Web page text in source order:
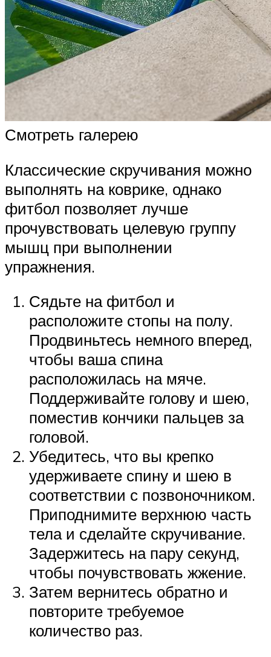
Смотреть галерею
Классические скручивания можно
выполнять на коврике, однако
фитбол позволяет лучше
прочувствовать целевую группу
мышц при выполнении
упражнения.
Сядьте на фитбол и
расположите стопы на полу.
Продвиньтесь немного вперед,
чтобы ваша спина
расположилась на мяче.
Поддерживайте голову и шею,
поместив кончики пальцев за
головой.
Убедитесь, что вы крепко
удерживаете спину и шею в
соответствии с позвоночником.
Приподнимите верхнюю часть
тела и сделайте скручивание.
Задержитесь на пару секунд,
чтобы почувствовать жжение.
Затем вернитесь обратно и
повторите требуемое
количество раз.